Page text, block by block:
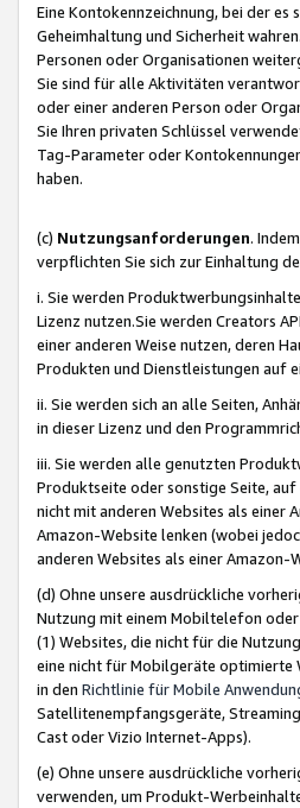
Eine Kontokennzeichnung, bei der es
Geheimhaltung und Sicherheit
Personen oder Organisationen
Sie sind für alle Aktivitäten
oder einer anderen Person oder
Sie Ihren privaten Schlüssel
Tag-Parameter oder
haben.
(c) Nutzungsanforderungen.
verpflichten Sie sich zur Einhaltung
i. Sie werden
Lizenz nutzen.Sie werden Creators
einer anderen Weise nutzen, deren
Produkten und Dienstleistungen auf
ii. Sie werden sich an alle Seiten,
in dieser Lizenz und den
iii. Sie werden alle genutzten
Produktseite oder sonstige Seite,
nicht mit anderen Websites als einer
Amazon-Website lenken (wobei
anderen Websites als einer Amazon-
(d) Ohne unsere ausdrückliche
Nutzung mit einem Mobiltelefon
(1) Websites, die nicht für die
eine nicht für Mobilgeräte optimierte
in den Richtlinie für Mobile
Satellitenempfangsgeräte,
Cast oder Vizio Internet-Apps).
(e) Ohne unsere ausdrückliche
verwenden, um Produkt-